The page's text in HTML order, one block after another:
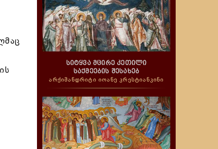
სიტყვა მცირე კეთილი
საქმეების შესახებ
არქიმანდრიტი იოანე კრესტიანკინი